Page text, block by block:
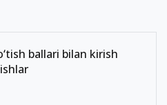
ballari bilan kirish